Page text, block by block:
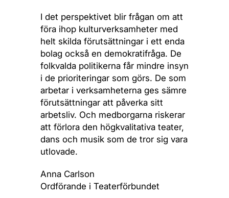
I det perspektivet blir frågan om att
föra ihop kulturverksamheter med
helt skilda förutsättningar i ett enda
bolag också en demokratifråga. De
folkvalda politikerna får mindre insyn
i de prioriteringar som görs. De som
arbetar i verksamheterna ges sämre
förutsättningar att påverka sitt
arbetsliv. Och medborgarna riskerar
att förlora den högkvalitativa teater,
dans och musik som de tror sig vara
utlovade.
Anna Carlson
Ordförande i Teaterförbundet